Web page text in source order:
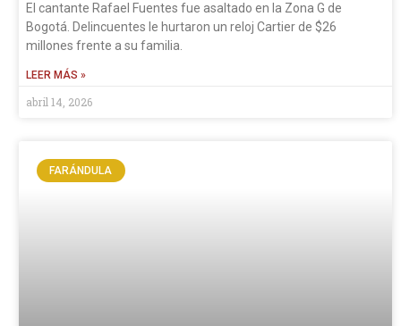
El cantante Rafael Fuentes fue asaltado en la Zona G de
Bogotá. Delincuentes le hurtaron un reloj Cartier de $26
millones frente a su familia.
LEER MÁS »
abril 14, 2026
FARÁNDULA